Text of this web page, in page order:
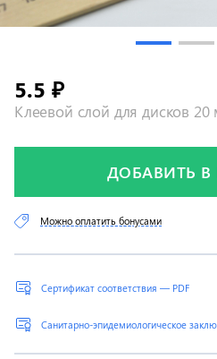
Клеевой слой для дисков 20
5.5 ₽
ДОБАВИТЬ В
Сертификат соответствия — PDF
Санитарно-эпидемиологическое
Можно оплатить бонусами